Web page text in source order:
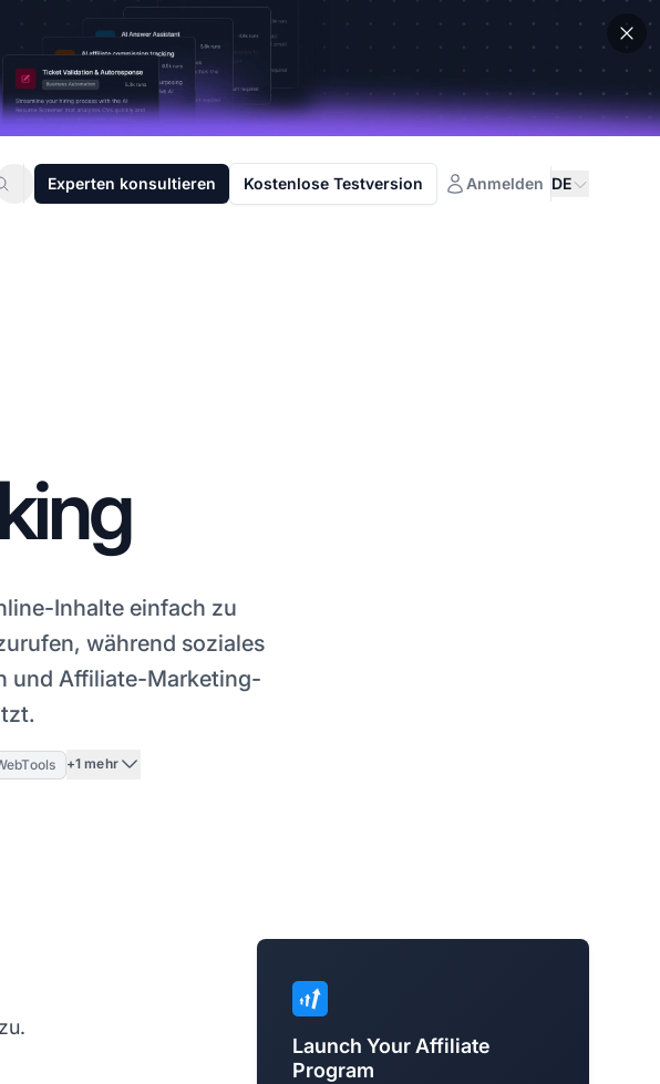
Experten konsultieren Kostenlose Testversion Anmelden DE
Inhalte einfach zu
während soziales
und Affiliate-Marketing-
+1 mehr
Launch Your Affiliate
Program